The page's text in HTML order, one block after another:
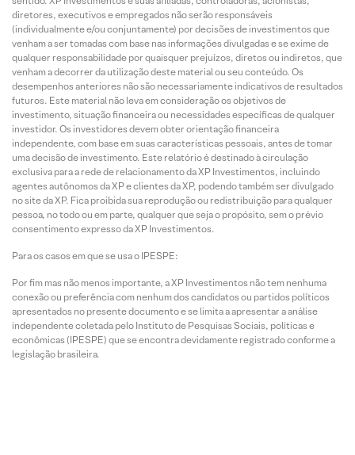
diretores, executivos e empregados não serão responsáveis
(individualmente e/ou conjuntamente) por decisões de investimentos que
venham a ser tomadas com base nas informações divulgadas e se exime de
qualquer responsabilidade por quaisquer prejuízos, diretos ou indiretos, que
venham a decorrer da utilização deste material ou seu conteúdo. Os
desempenhos anteriores não são necessariamente indicativos de resultados
futuros. Este material não leva em consideração os objetivos de
investimento, situação financeira ou necessidades específicas de qualquer
investidor. Os investidores devem obter orientação financeira
independente, com base em suas características pessoais, antes de tomar
uma decisão de investimento. Este relatório é destinado à circulação
exclusiva para a rede de relacionamento da XP Investimentos, incluindo
agentes autônomos da XP e clientes da XP, podendo também ser divulgado
no site da XP. Fica proibida sua reprodução ou redistribuição para qualquer
pessoa, no todo ou em parte, qualquer que seja o propósito, sem o prévio
consentimento expresso da XP Investimentos.
Para os casos em que se usa o IPESPE:
Por fim mas não menos importante, a XP Investimentos não tem nenhuma
conexão ou preferência com nenhum dos candidatos ou partidos políticos
apresentados no presente documento e se limita a apresentar a análise
independente coletada pelo Instituto de Pesquisas Sociais, políticas e
econômicas (IPESPE) que se encontra devidamente registrado conforme a
legislação brasileira.